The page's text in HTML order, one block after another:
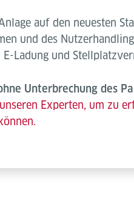
auf den neuesten
und des
E-Ladung und
Unterbrechung des
Experten, um zu